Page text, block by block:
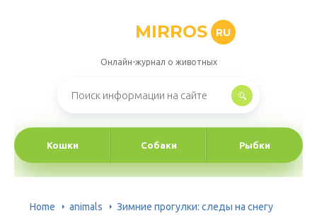
MIRROS RU
Онлайн-журнал о животных
Кошки Собаки Рыбки
Home animals Зимние прогулки: следы на снегу